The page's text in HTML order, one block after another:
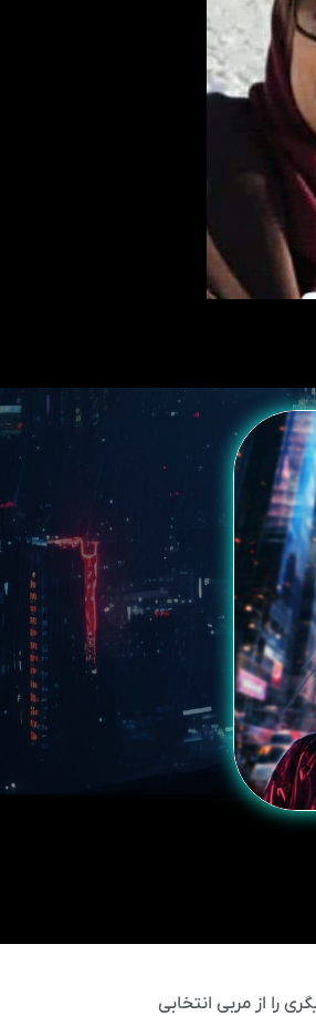
را از مربی انتخابی